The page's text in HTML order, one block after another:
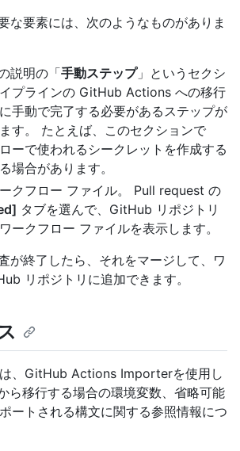
な要素には、次のようなものがありま
説明の「手動ステップ」というセクシ
プラインの GitHub Actions への移行
手動で完了する必要があるステップが
す。 たとえば、このセクションで
ーで使われるシークレットを作成する
場合があります。
クフロー ファイル。 Pull request の
タブを選んで、GitHub リポジトリ
ークフロー ファイルを表示します。
が終了したら、それをマージして、ワ
リポジトリに追加できます。
、GitHub Actions Importerを使用し
ら移行する場合の環境変数、省略可能
ートされる構文に関する参照情報につ